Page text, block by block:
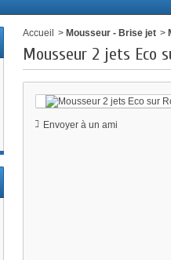
Accueil > Mousseur - Brise jet >
Mousseur 2 jets Eco
Envoyer à un ami